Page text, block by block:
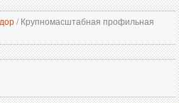
/Крупномасштабная профильная